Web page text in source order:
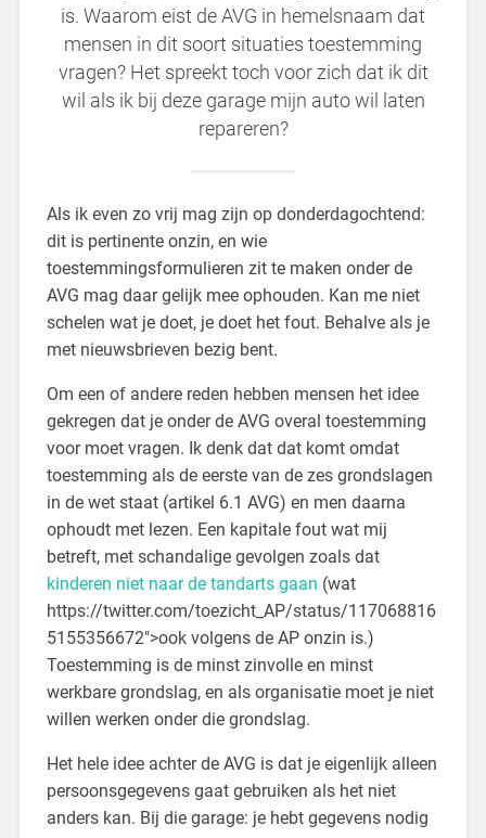
is. Waarom eist de AVG in hemelsnaam dat
mensen in dit soort situaties toestemming
vragen? Het spreekt toch voor zich dat ik dit
wil als ik bij deze garage mijn auto wil laten
repareren?
Als ik even zo vrij mag zijn op donderdagochtend:
dit is pertinente onzin, en wie
toestemmingsformulieren zit te maken onder de
AVG mag daar gelijk mee ophouden. Kan me niet
schelen wat je doet, je doet het fout. Behalve als je
met nieuwsbrieven bezig bent.
Om een of andere reden hebben mensen het idee
gekregen dat je onder de AVG overal toestemming
voor moet vragen. Ik denk dat dat komt omdat
toestemming als de eerste van de zes grondslagen
in de wet staat (artikel 6.1 AVG) en men daarna
ophoudt met lezen. Een kapitale fout wat mij
betreft, met schandalige gevolgen zoals dat
kinderen niet naar de tandarts gaan (wat
https://twitter.com/toezicht_AP/status/117068816
5155356672″>ook volgens de AP onzin is.)
Toestemming is de minst zinvolle en minst
werkbare grondslag, en als organisatie moet je niet
willen werken onder die grondslag.
Het hele idee achter de AVG is dat je eigenlijk alleen
persoonsgegevens gaat gebruiken als het niet
anders kan. Bij die garage: je hebt gegevens nodig